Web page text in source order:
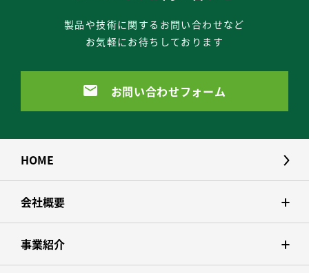
製品や技術に関するお問い合わせなど
お気軽にお待ちしております
お問い合わせフォーム
HOME
会社概要
事業紹介